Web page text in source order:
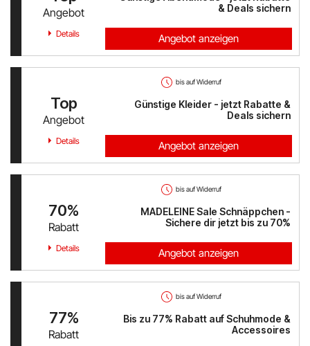
EMP
Austrian Airlines
Yves Rocher
Thalia
Douglas
Alle Shops anzeigen
Angebot
& Deals sichern
Details Angebot anzeigen
bis auf Widerruf
Top
Angebot
Günstige Kleider - jetzt Rabatte &
Deals sichern
Details Angebot anzeigen
bis auf Widerruf
70%
Rabatt
MADELEINE Sale Schnäppchen -
Sichere dir jetzt bis zu 70%
Details Angebot anzeigen
bis auf Widerruf
77%
Rabatt
Bis zu 77% Rabatt auf Schuhmode &
Accessoires